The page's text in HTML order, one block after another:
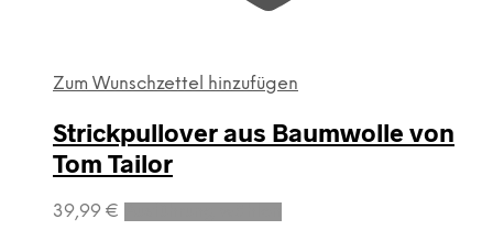
Zum Wunschzettel hinzufügen
Strickpullover aus Baumwolle von
Tom Tailor
39,99 €
Dieses